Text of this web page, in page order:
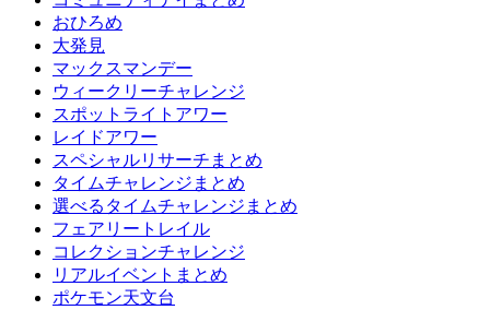
おひろめ
大発見
マックスマンデー
ウィークリーチャレンジ
スポットライトアワー
レイドアワー
スペシャルリサーチまとめ
タイムチャレンジまとめ
選べるタイムチャレンジまとめ
フェアリートレイル
コレクションチャレンジ
リアルイベントまとめ
ポケモン天文台